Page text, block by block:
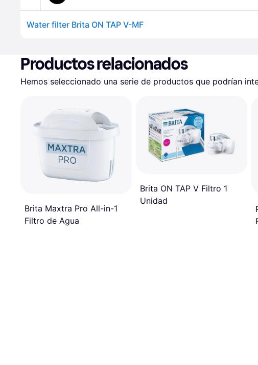
Water filter Brita ON TAP V-MF
Productos relacionados
Hemos seleccionado una serie de productos que podrían
Brita Maxtra Pro All-in-1
Filtro de Agua
Brita ON TAP V Filtro 1
Unidad